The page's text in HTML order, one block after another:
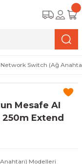
Network Switch (Ağ
Mesafe AI
250m Extend
Modelleri